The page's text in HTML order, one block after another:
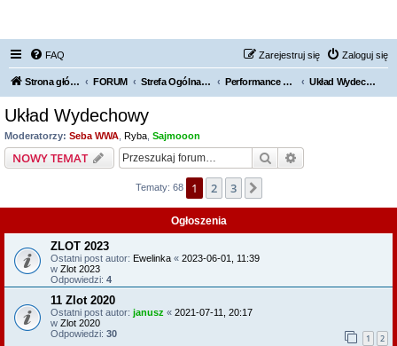
FAQ Zaloguj się
Zarejestruj się
Strona główna KLUBU FORUM Strefa Ogólna Forum Nissan Zone Performance Garage - czyli jak wzmacniamy swoje auta Układ Wydechowy
Układ Wydechowy
Moderatorzy: Seba WWA Ryba Sajmooon
NOWY TEMAT Szukaj
Tematy: 68 1 2 3
Ogłoszenia
ZLOT 2023
Ostatni post autor: Ewelinka « 2023-06-01, 11:39
w Zlot 2023
Odpowiedzi: 4
11 Zlot 2020
Ostatni post autor: janusz « 2021-07-11, 20:17
w Zlot 2020
Odpowiedzi: 30 1 2